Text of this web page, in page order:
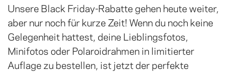
Unsere Black Friday-Rabatte gehen heute weiter,
aber nur noch für kurze Zeit! Wenn du noch keine
Gelegenheit hattest, deine Lieblingsfotos,
Minifotos oder Polaroidrahmen in limitierter
Auflage zu bestellen, ist jetzt der perfekte